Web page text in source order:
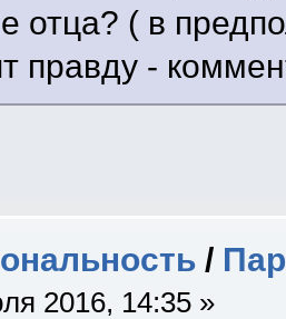
отца? ( в
правду -
/
2016, 14:35 »